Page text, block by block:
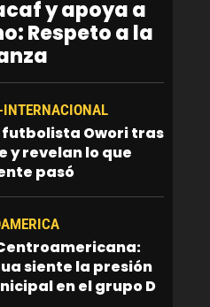
y apoya a
Respeto a la
INTERNACIONAL
futbolista Owori tras
y revelan lo que
pasó
siente la presión
en el grupo D